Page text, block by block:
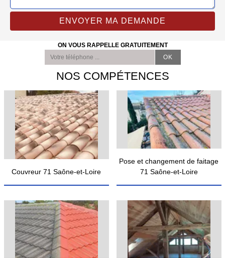
ON VOUS RAPPELLE GRATUITEMENT
NOS COMPÉTENCES
Couvreur 71 Saône-et-Loire
Pose et changement de faitage
71 Saône-et-Loire